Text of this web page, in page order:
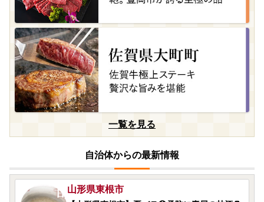
一覧を見る
自治体からの最新情報
銀だら 西京漬 2切パック × 4セット
高知県南国市
アイスブリュレ4種セット
愛知県阿久比町
🔥新京ベストコンディションラーメン🔥2人前
4袋🍜✨
山形県東根市